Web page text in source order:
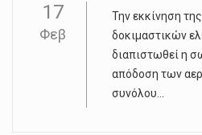
17
Φεβ
Την εκκίνηση
δοκιμαστικών
διαπιστωθεί η
απόδοση των
συνόλου...